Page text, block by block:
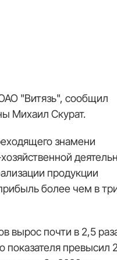
"Витязь", сообщил
Михаил Скурат.
знамени
продукции
более чем в
вырос почти в 2,5
превысил